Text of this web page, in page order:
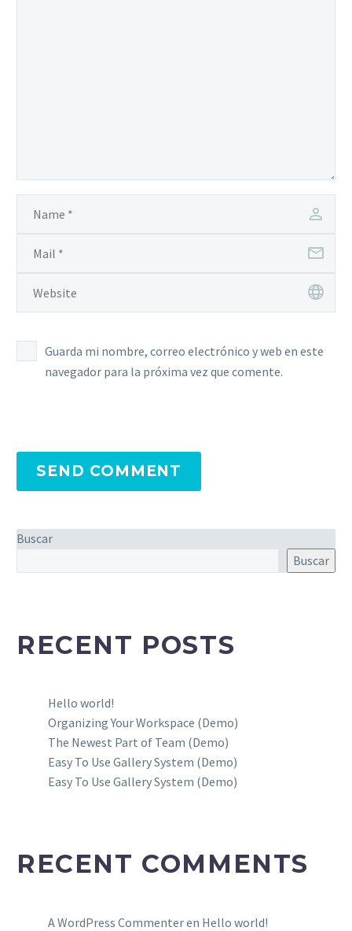
Guarda mi nombre, correo electrónico y web en este
navegador para la próxima vez que comente.
SEND COMMENT
Buscar
Buscar
RECENT POSTS
Hello world!
Organizing Your Workspace (Demo)
The Newest Part of Team (Demo)
Easy To Use Gallery System (Demo)
Easy To Use Gallery System (Demo)
RECENT COMMENTS
A WordPress Commenteren Hello world!